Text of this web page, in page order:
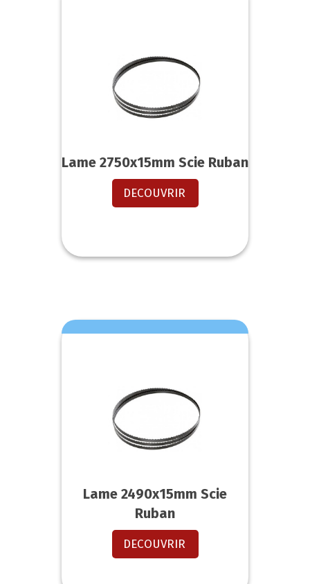
Lame 2750x15mm Scie Ruban
DECOUVRIR
Lame 2490x15mm Scie
Ruban
DECOUVRIR